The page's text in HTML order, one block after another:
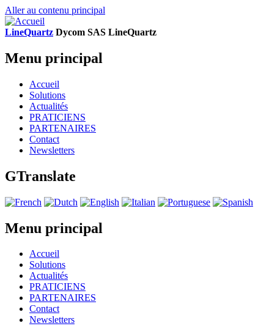
Aller au contenu principal
LineQuartz Dycom SAS LineQuartz
Menu principal
Accueil
Solutions
Actualités
PRATICIENS
PARTENAIRES
Contact
Newsletters
GTranslate
Menu principal
Accueil
Solutions
Actualités
PRATICIENS
PARTENAIRES
Contact
Newsletters